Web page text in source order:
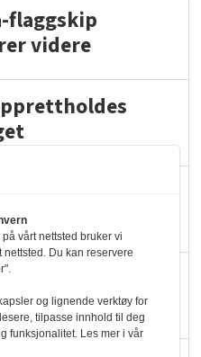
flaggskip
videre
mat i butikken
vårt nettsted bruker vi
Du kan reservere
og lignende verktøy for
tilpasse innhold til deg
funksjonalitet. Les mer i vår